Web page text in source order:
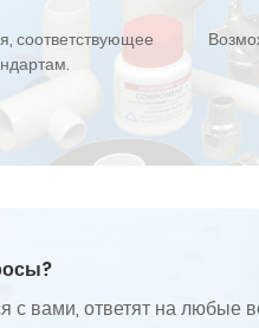
соответствующее
вами, ответят на любые